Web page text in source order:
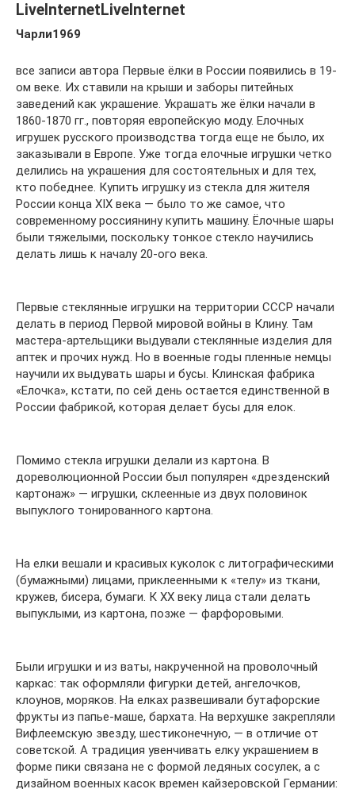
LiveInternetLiveInternet
Чарли1969
все записи автора Первые ёлки в России появились в 19-
ом веке. Их ставили на крыши и заборы питейных
заведений как украшение. Украшать же ёлки начали в
1860-1870 гг., повторяя европейскую моду. Елочных
игрушек русского производства тогда еще не было, их
заказывали в Европе. Уже тогда елочные игрушки четко
делились на украшения для состоятельных и для тех,
кто победнее. Купить игрушку из стекла для жителя
России конца XIX века — было то же самое, что
современному россиянину купить машину. Ёлочные шары
были тяжелыми, поскольку тонкое стекло научились
делать лишь к началу 20-ого века.
Первые стеклянные игрушки на территории СССР начали
делать в период Первой мировой войны в Клину. Там
мастера-артельщики выдували стеклянные изделия для
аптек и прочих нужд. Но в военные годы пленные немцы
научили их выдувать шары и бусы. Клинская фабрика
«Елочка», кстати, по сей день остается единственной в
России фабрикой, которая делает бусы для елок.
Помимо стекла игрушки делали из картона. В
дореволюционной России был популярен «дрезденский
картонаж» — игрушки, склеенные из двух половинок
выпуклого тонированного картона.
На елки вешали и красивых куколок с литографическими
(бумажными) лицами, приклеенными к «телу» из ткани,
кружев, бисера, бумаги. К XX веку лица стали делать
выпуклыми, из картона, позже — фарфоровыми.
Были игрушки и из ваты, накрученной на проволочный
каркас: так оформляли фигурки детей, ангелочков,
клоунов, моряков. На елках развешивали бутафорские
фрукты из папье-маше, бархата. На верхушке закрепляли
Вифлеемскую звезду, шестиконечную, — в отличие от
советской. А традиция увенчивать елку украшением в
форме пики связана не с формой ледяных сосулек, а с
дизайном военных касок времен кайзеровской Германии: